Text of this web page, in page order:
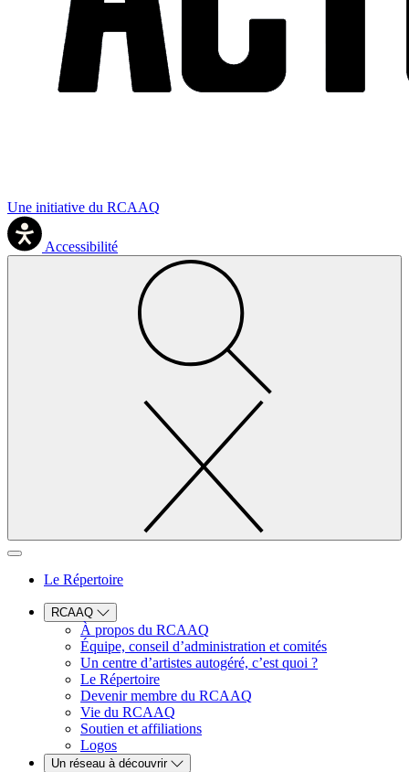
Une initiative du RCAAQ
Accessibilité
Le Répertoire
RCAAQ
À propos du RCAAQ
Équipe, conseil d’administration et comités
Un centre d’artistes autogéré, c’est quoi ?
Le Répertoire
Devenir membre du RCAAQ
Vie du RCAAQ
Soutien et affiliations
Logos
Un réseau à découvrir